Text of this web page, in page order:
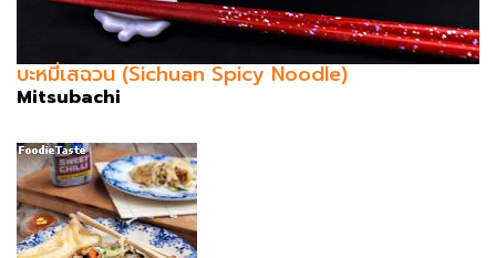
บะหมี่เสฉวน (Sichuan Spicy Noodle)
Mitsubachi